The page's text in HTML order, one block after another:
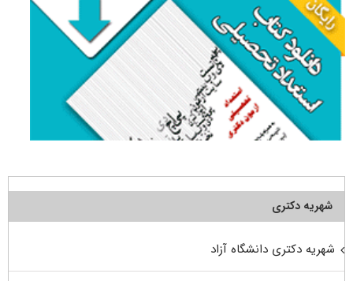
شهریه دکتری
شهریه دکتری دانشگاه آزاد